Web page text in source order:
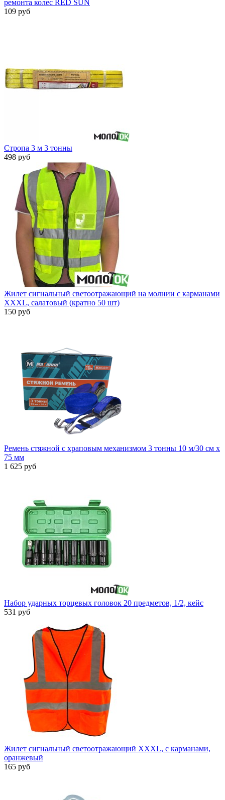
ремонта колес RED SUN
109 руб
Стропа 3 м 3 тонны
498 руб
Жилет сигнальный светоотражающий на молнии с карманами
XXXL, салатовый (кратно 50 шт)
150 руб
Ремень стяжной с храповым механизмом 3 тонны 10 м/30 см x
75 мм
1 625 руб
Набор ударных торцевых головок 20 предметов, 1/2, кейс
531 руб
Жилет сигнальный светоотражающий XXXL, с карманами,
оранжевый
165 руб